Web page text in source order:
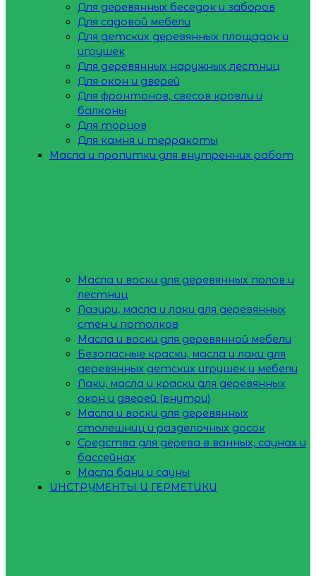
Для деревянных беседок и заборов
Для садовой мебели
Для детских деревянных площадок и
игрушек
Для деревянных наружных лестниц
Для окон и дверей
Для фронтонов, свесов кровли и
балконы
Для торцов
Для камня и терракоты
Масла и пропитки для внутренних работ
Масла и воски для деревянных полов и
лестниц
Лазури, масла и лаки для деревянных
стен и потолков
Масла и воски для деревянной мебели
Безопасные краски, масла и лаки для
деревянных детских игрушек и мебели
Лаки, масла и краски для деревянных
окон и дверей (внутри)
Масла и воски для деревянных
столешниц и разделочных досок
Средства для дерева в ванных, саунах и
бассейнах
Масла бани и сауны
ИНСТРУМЕНТЫ И ГЕРМЕТИКИ